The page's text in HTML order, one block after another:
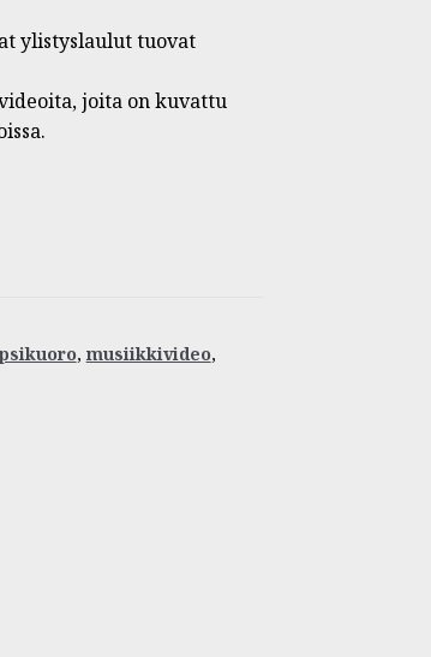
ylistyslaulut tuovat
joita on kuvattu
, musiikkivideo,